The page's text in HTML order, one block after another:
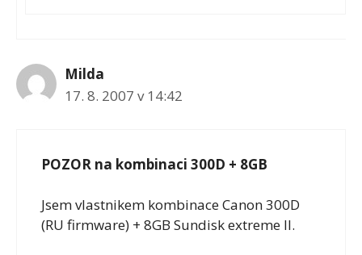
Milda
17. 8. 2007 v 14:42
POZOR na kombinaci 300D + 8GB
Jsem vlastnikem kombinace Canon 300D
(RU firmware) + 8GB Sundisk extreme II.